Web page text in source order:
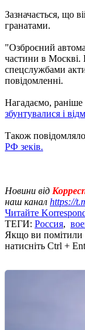
Зазначається, що
гранатами.
"Озброєний
частини в Москві.
спецслужбами
повідомленні.
Нагадаємо,
збунтувалися і
Також
РФ зеків.
Новини від
наш канал https://
Читайте
ТЕГИ: Россия,
Якщо ви помітили
натисніть Ctrl +